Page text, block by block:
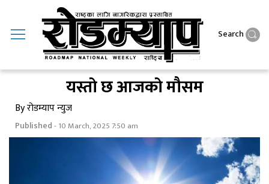
Search
यस्ताे छ आजकाे माैसम
By रोडम्याप न्युज
Published- 10 March, 2025 7:50 am